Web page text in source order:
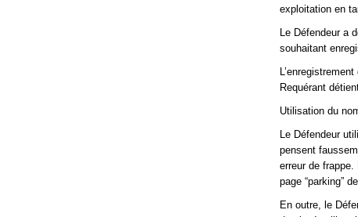
exploitation en
Le Défendeur a
souhaitant
Requérant
Utilisation du
Le Défendeur
pensent
erreur de
page “parking”
En outre, le